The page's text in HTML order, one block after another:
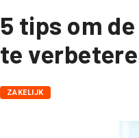
5 tips om
te
ZAKELIJK